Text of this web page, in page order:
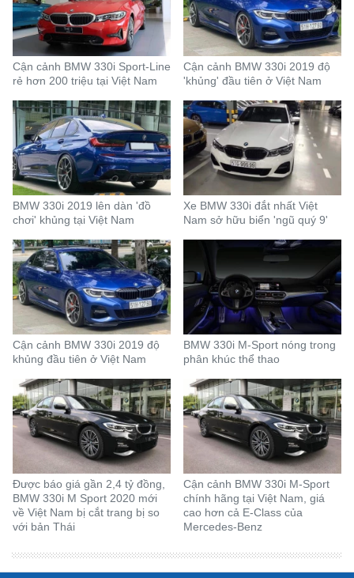
Cận cảnh BMW 330i Sport-Line
rẻ hơn 200 triệu tại Việt Nam
Cận cảnh BMW 330i 2019 độ
'khủng' đầu tiên ở Việt Nam
BMW 330i 2019 lên dàn 'đồ
chơi' khủng tại Việt Nam
Xe BMW 330i đắt nhất Việt
Nam sở hữu biển 'ngũ quý 9'
Cận cảnh BMW 330i 2019 độ
khủng đầu tiên ở Việt Nam
BMW 330i M-Sport nóng trong
phân khúc thể thao
Được báo giá gần 2,4 tỷ đồng,
BMW 330i M Sport 2020 mới
về Việt Nam bị cắt trang bị so
với bản Thái
Cận cảnh BMW 330i M-Sport
chính hãng tại Việt Nam, giá
cao hơn cả E-Class của
Mercedes-Benz